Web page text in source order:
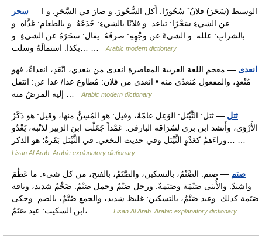
سحر — I الوسيط (سَحَرَ) فلانٌ َ سُحُورًا: أَكل السُّحُورَ. و صارَ في السَّحَرِ. و
عن الشيءِ سَحْرًا: تباعد. و فلانًا بالشيءِ: خَدَعَهُ. و بالطعام: غَذَّاه. و
بالشرابِ: علله. و الشيءَ عن وجْهِهِ: صرفَهُ. يقال: سحَرَهُ عن الشيءِ. و
Arabic modern dictionary
انعدى — معجم اللغة العربية المعاصرة انعدى من ينعدي، انْعَدِ، انعداءً، فهو
مُنْعدٍ، والمفعول مُنعدًى منه • انعدى من فلان: مُطاوع عدا/ عدا عن: انتقل
Arabic modern dictionary
ثتل — ثتل: الثَّيْتَل: الوَعِل عامّةً، وقيل: هو المُسِنُّ منها، وقيل: هو ذَكَرُ
الأَرْوَى، وأَنشد ابن بري لسُرَاقة البارقي: عَمْداً جَعَلْت ابنَ الزبير لذَنْبه، يَعْدُو
Lisan Al Arab. Arabic explanatory dictionary
صتم — صتم: الصَّتْمُ، بالتسكين، والصَّتَمُ، بالفتح، من كل شيء: ما عَظُمَ
واشتدّ. والأُنثى صَتْمَة وصَتَمةٌ. ورجل صَتْمٌ وجمل صَتْمٌ: ضَخْمٌ شديد، وناقة
صَتَمة كذلك. وعبد صَتْمٌ، بالتسكين: غليظ شديد، والجمع صُتْمٌ، بالضم. وحكى
ابن السكيت: عبد صَتَمٌ،… …
Lisan Al Arab. Arabic explanatory dictionary